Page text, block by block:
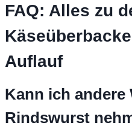
FAQ: Alles zu
Auflauf
Kann ich
Rindswurst